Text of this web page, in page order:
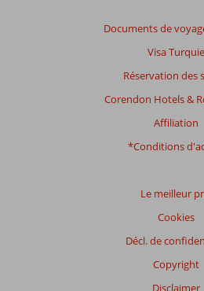
Documents de
Visa Turquie
Réservation des
Corendon Hotels &
Affiliation
*Conditions
Le meilleur
Cookies
Décl. de
Copyright
Disclaimer